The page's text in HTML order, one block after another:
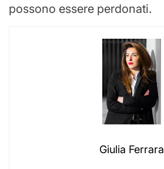
possono essere perdonati.
Giulia Ferrara